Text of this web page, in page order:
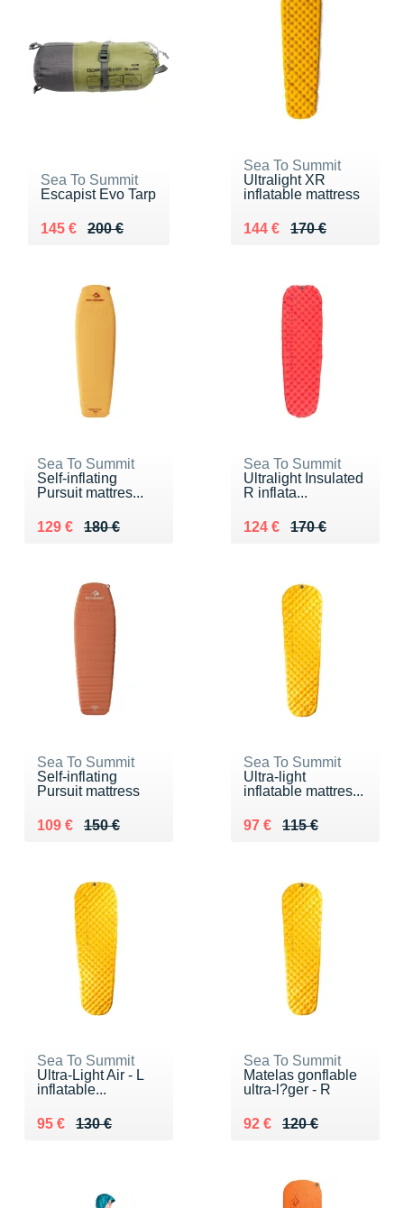
Sea To Summit
Escapist Evo Tarp
200 €
Au lieu de 200 €
145 €
Vendu 145 €
Sea To Summit
Ultralight XR
inflatable mattress
170 €
Au lieu de 170 €
144 €
Vendu 144 €
Sea To Summit
Self-inflating
Pursuit mattres...
180 €
Au lieu de 180 €
129 €
Vendu 129 €
Sea To Summit
Ultralight Insulated
R inflata...
170 €
Au lieu de 170 €
124 €
Vendu 124 €
Sea To Summit
Self-inflating
Pursuit mattress
150 €
Au lieu de 150 €
109 €
Vendu 109 €
Sea To Summit
Ultra-light
inflatable mattres...
115 €
Au lieu de 115 €
97 €
Vendu 97 €
Sea To Summit
Ultra-Light Air - L
inflatable...
130 €
Au lieu de 130 €
95 €
Vendu 95 €
Sea To Summit
Matelas gonflable
ultra-l?ger - R
120 €
Au lieu de 120 €
92 €
Vendu 92 €